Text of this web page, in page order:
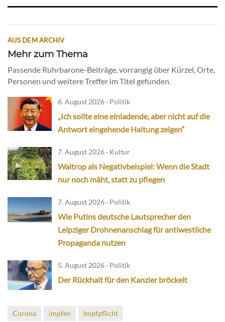
AUS DEM ARCHIV
Mehr zum Thema
Passende Ruhrbarone-Beiträge, vorrangig über Kürzel, Orte,
Personen und weitere Treffer im Titel gefunden.
6. August 2026 · Politik
„Ich sollte eine einladende, aber nicht auf die
Antwort eingehende Haltung zeigen“
7. August 2026 · Kultur
Waltrop als Negativbeispiel: Wenn die Stadt
nur noch mäht, statt zu pflegen
7. August 2026 · Politik
Wie Putins deutsche Lautsprecher den
Leipziger Drohnenanschlag für antiwestliche
Propaganda nutzen
5. August 2026 · Politik
Der Rückhalt für den Kanzler bröckelt
Corona impfen Impfpflicht